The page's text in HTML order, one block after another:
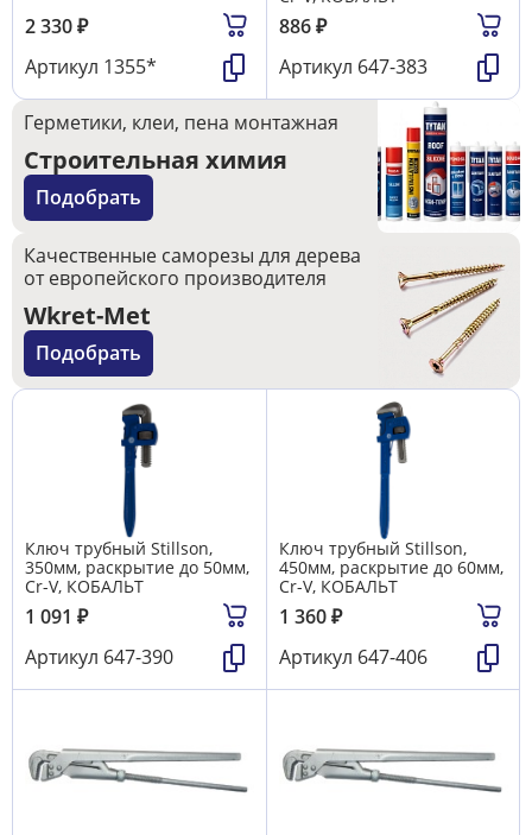
2 330₽
Артикул 1355*
886₽
Артикул 647-383
Герметики, клеи, пена монтажная
Строительная химия
Подобрать
Качественные саморезы для дерева
от европейского производителя
Wkret-Met
Подобрать
Ключ трубный Stillson,
350мм, раскрытие до 50мм,
Cr-V, КОБАЛЬТ
1 091 ₽
Артикул 647-390
Ключ трубный Stillson,
450мм, раскрытие до 60мм,
Cr-V, КОБАЛЬТ
1 360₽
Артикул 647-406